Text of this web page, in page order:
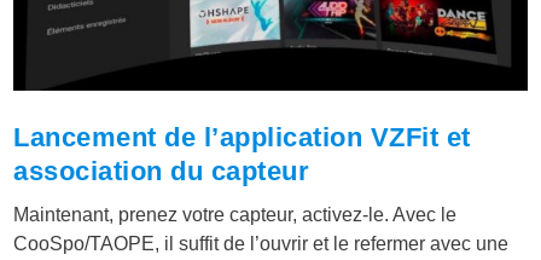
Lancement de l’application VZFit et
association du capteur
Maintenant, prenez votre capteur, activez-le. Avec le
CooSpo/TAOPE, il suffit de l’ouvrir et le refermer avec une